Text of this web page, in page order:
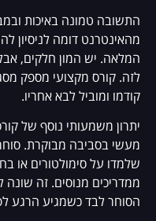
התשובה טמונה באיכות
מהאינטרנט דומה לניסיון
המלאה. יש המון חלקים,
לזה. קורס מקצועי מספק
קודמו ומוביל לבא אחריו.
יתרון משמעותי נוסף של
מעשי בסביבה מבוקרת.
שלמדו על סימולטורים או
ממדריכים מנוסים. זה שונה
הסוחר לבד כשמגיע הרגע